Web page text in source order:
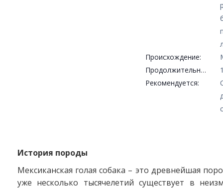
Происхождение:
Продолжительность жизни:
Рекомендуется:
История породы
Мексиканская голая собака – это древнейшая
уже несколько тысячелетий существует в